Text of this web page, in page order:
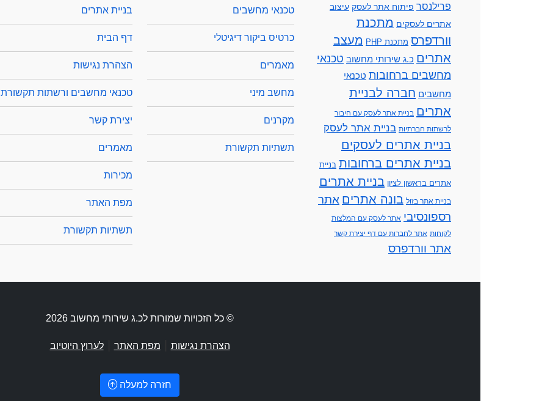
פרילנסר פיתוח אתר לעסק עיצוב
אתרים לעסקים מתכנת
וורדפרס מתכנת PHP
מעצב
אתרים כ.ג שירותי מחשוב טכנאי
מחשבים ברחובות טכנאי
מחשבים חברה לבניית
אתרים בניית אתר לעסק עם חיבור
לרשתות חברתיות בניית אתר לעסק
בניית אתרים לעסקים
בניית אתרים ברחובות בניית
אתרים בראשון לציון בניית אתרים
בניית אתר בזול בונה אתרים אתר
רספונסיבי אתר לעסק עם המלצות
לקוחות אתר לחברות עם דף יצירת קשר
אתר וורדפרס
טכנאי מחשבים
כרטיס ביקור דיגיטלי
מאמרים
מחשב מיני
מקרנים
תשתיות תקשורת
בניית אתרים
דף הבית
הצהרת נגישות
טכנאי מחשבים ורשתות תקשורת
יצירת קשר
מאמרים
מכירות
מפת האתר
תשתיות תקשורת
© כל הזכויות שמורות לכ.ג שירותי מחשוב 2026
הצהרת נגישות מפת האתר |לערוץ היוטיוב
חזרה למעלה